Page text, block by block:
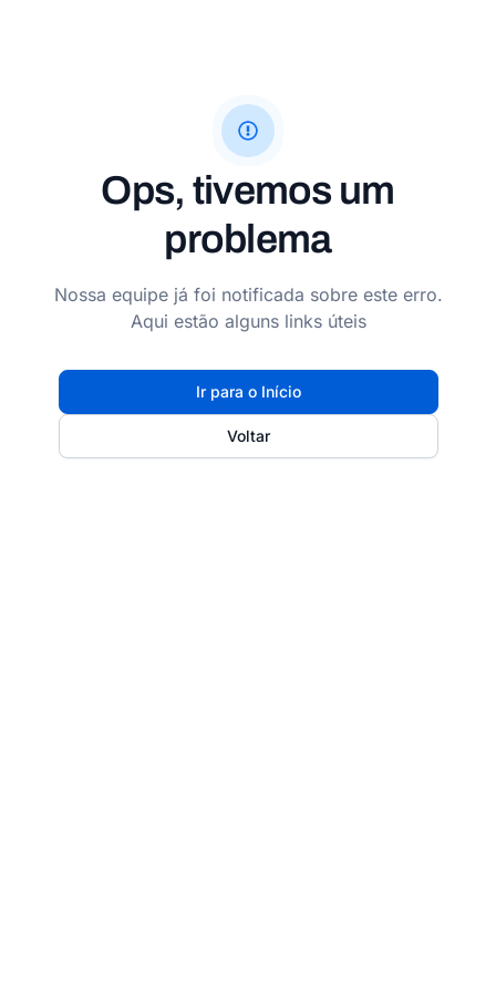
Ops, tivemos um
problema
Nossa equipe já foi notificada sobre este erro.
Aqui estão alguns links úteis
Ir para o Início
Voltar